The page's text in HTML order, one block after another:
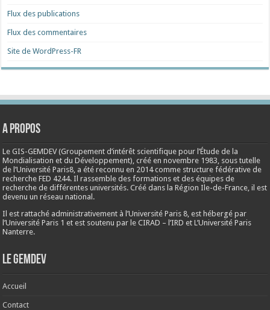
Flux des publications
Flux des commentaires
Site de WordPress-FR
A propos
Le GIS-GEMDEV (Groupement d’intérêt scientifique pour l’Étude de la
Mondialisation et du Développement), créé ennovembre 1983 , sous tutelle
de l’Université Paris8, a été reconnu en 2014 comme structure fédérative de
recherche FED 4244. Il rassemble des formations et des équipes de
recherche de différentes universités. Créé dans la Région Ile-de-France, il est
devenu un réseau national.
Il est rattaché administrativement à l’Université Paris 8, est hébergé par
l’Université Paris 1 et est soutenu par le CIRAD – l’IRD et L’Université Paris
Nanterre.
Le Gemdev
Accueil
Contact